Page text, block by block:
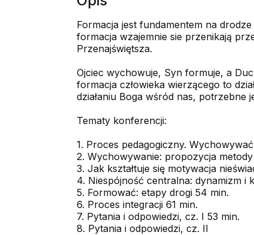
Formacja jest fundamentem na
formacja wzajemnie sie przenikają
Przenajświętsza.
Ojciec wychowuje, Syn formuje, a
formacja człowieka wierzącego to
działaniu Boga wśród nas, potrzebne
Tematy konferencji:
1. Proces pedagogiczny.
2. Wychowywanie: propozycja
3. Jak kształtuje się motywacja
4. Niespójność centralna: dynamizm i
5. Formować: etapy drogi 54 min.
6. Proces integracji 61 min.
7. Pytania i odpowiedzi, cz. I 53 min.
8. Pytania i odpowiedzi, cz. II